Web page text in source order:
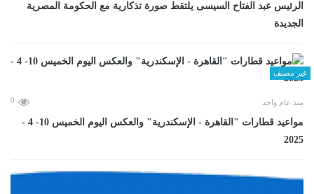
الرئيس عبد الفتاح السيسى يلتقط صورة تذكارية مع الحكومة المصرية
الجديدة
غير مصنف
منذ عام واحد 0
مواعيد قطارات "القاهرة - الإسكندرية" والعكس اليوم الخميس 10- 4 -
2025